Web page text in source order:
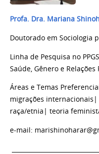
Profa. Dra. Mariana
Doutorado em Sociologia
Linha de Pesquisa no
Saúde, Gênero e Relações
Áreas e Temas
migrações internacionais
raça/etnia
teoria
e-mail: